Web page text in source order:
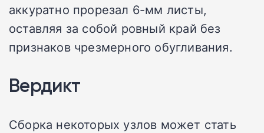
аккуратно прорезал 6-мм листы,
оставляя за собой ровный край без
признаков чрезмерного обугливания.
Вердикт
Сборка некоторых узлов может стать